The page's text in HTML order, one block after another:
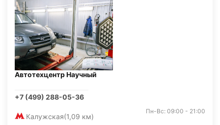
Автотехцентр Научный
+7 (499) 288-05-36
Калужская(1,09 км)
Пн-Вс: 09:00 - 21:00